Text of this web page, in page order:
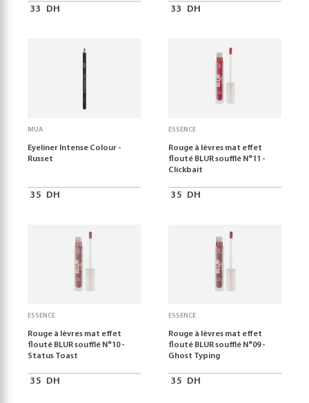
33 DH 33 DH
MUA
Eyeliner Intense Colour -
Russet
35 DH
ESSENCE
Rouge à lèvres mat effet
flouté BLUR soufflé N°11 -
Clickbait
35 DH
ESSENCE
Rouge à lèvres mat effet
flouté BLUR soufflé N°10 -
Status Toast
35 DH
ESSENCE
Rouge à lèvres mat effet
flouté BLUR soufflé N°09 -
Ghost Typing
35 DH